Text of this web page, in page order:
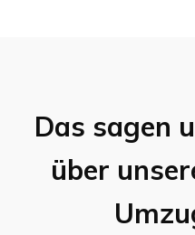
Das sagen
über